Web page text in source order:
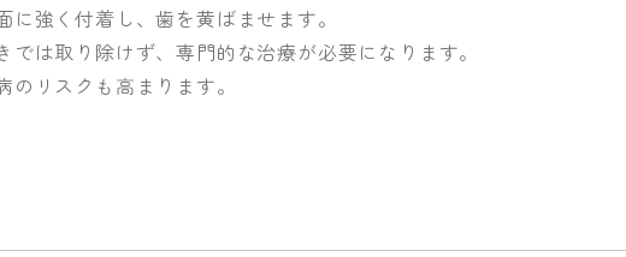
強く付着し、歯を黄ばませます。
は取り除けず、専門的な治療が必要になります。
リスクも高まります。